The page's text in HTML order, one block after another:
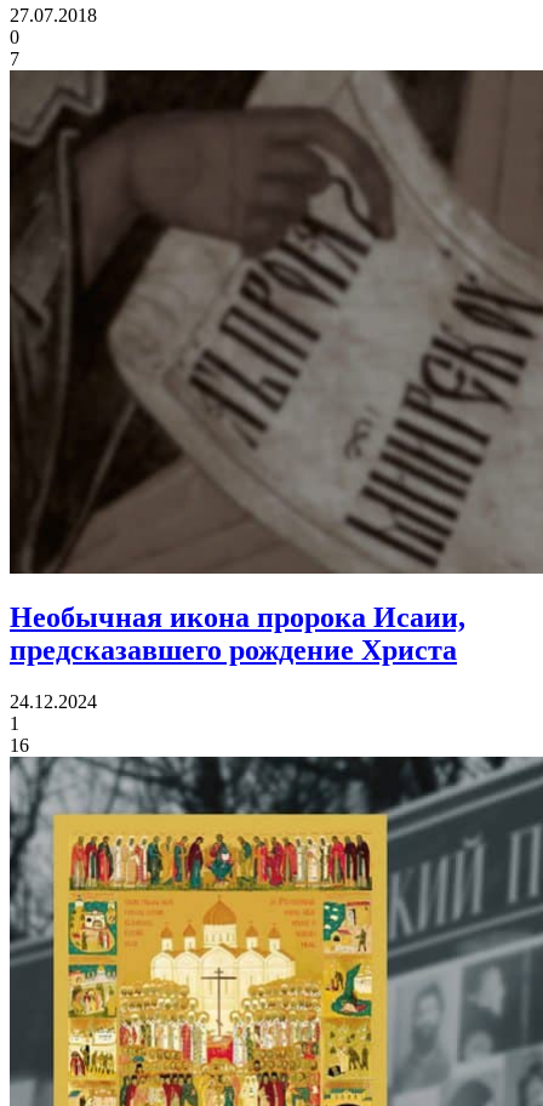
27.07.2018
0
7
Необычная икона пророка Исаии,
предсказавшего рождение Христа
24.12.2024
1
16